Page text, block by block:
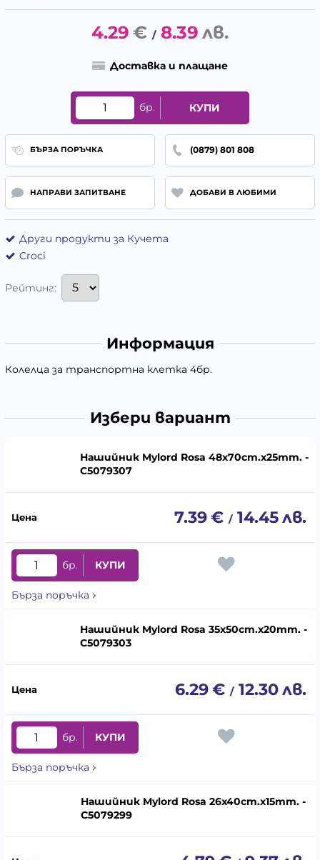
4.29 € / 8.39 лв.
Доставка и плащане
бр. КУПИ
БЪРЗА ПОРЪЧКА (0879) 801 808
НАПРАВИ ЗАПИТВАНЕ ДОБАВИ В ЛЮБИМИ
Други продукти за Кучета
Croci
Рейтинг:
Информация
Колелца за транспортна клетка 4бр.
Избери вариант
Нашийник Mylord Rosa 48x70cm.x25mm. -
C5079307
7.39€ / 14.45лв.
бр. КУПИ
Бърза поръчка
Нашийник Mylord Rosa 35x50cm.x20mm. -
C5079303
6.29€ / 12.30лв.
бр. КУПИ
Бърза поръчка
Нашийник Mylord Rosa 26x40cm.x15mm. -
C5079299